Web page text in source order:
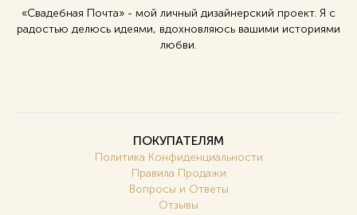
«Свадебная Почта» - мой личный дизайнерский проект. Я с
радостью делюсь идеями, вдохновляюсь вашими историями
любви.
ПОКУПАТЕЛЯМ
Политика Конфиденциальности
Правила Продажи
Вопросы и Ответы
Отзывы